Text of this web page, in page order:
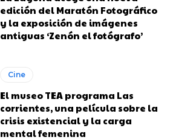
edición del Maratón Fotográfico
y la exposición de imágenes
antiguas ‘Zenón el fotógrafo’
Cine
El museo TEA programa Las
corrientes, una película sobre la
crisis existencial y la carga
mental femenina